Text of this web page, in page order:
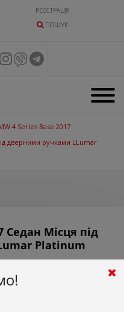
РЕЄСТРАЦІЯ
ПОШУК
4 Series Base 2017
дверними ручками LLumar
Седан Місця під
Platinum